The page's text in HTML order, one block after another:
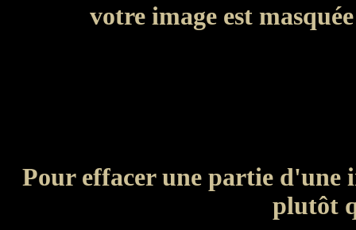
votre image est
Pour effacer une partie d'une
plutôt